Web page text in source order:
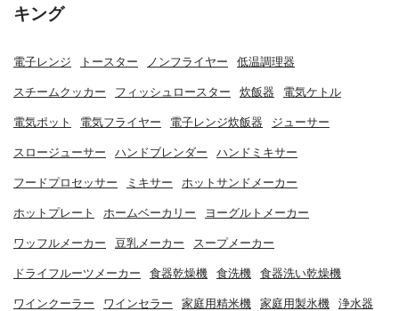
キング
電子レンジ トースター ノンフライヤー 低温調理器
スチームクッカー フィッシュロースター 炊飯器 電気ケトル
電気ポット 電気フライヤー 電子レンジ炊飯器 ジューサー
スロージューサー ハンドブレンダー ハンドミキサー
フードプロセッサー ミキサー ホットサンドメーカー
ホットプレート ホームベーカリー ヨーグルトメーカー
ワッフルメーカー 豆乳メーカー スープメーカー
ドライフルーツメーカー 食器乾燥機 食洗機 食器洗い乾燥機
ワインクーラー ワインセラー 家庭用精米機 家庭用製氷機 浄水器